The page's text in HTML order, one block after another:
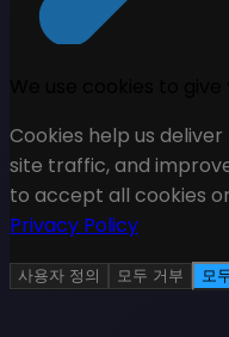
Cookies help us
site traffic, and
to accept all cookies
Privacy Policy
사용자 정의 모두 거부 모